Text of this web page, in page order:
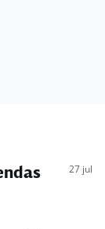
27 jul